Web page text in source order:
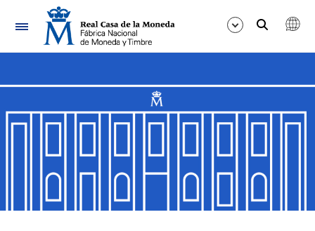
Nabigazioa
Erakutsi/Ezkutatu
Erakutsi/Ezkutatu
Erakutsi/Ezkutatu